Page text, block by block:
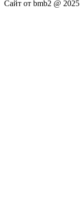
Сайт от bmb2 @ 2025